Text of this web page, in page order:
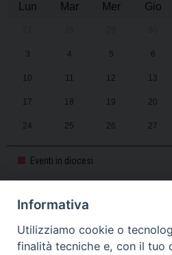
Lun
Mar Mer Gio
3 4 5 6
10 11 12 13
17 18 19 20
24 25 26 27
Eventi in diocesi
CALENDARIO
Informativa
Utilizziamo cookie o
finalità tecniche e, con il tuo